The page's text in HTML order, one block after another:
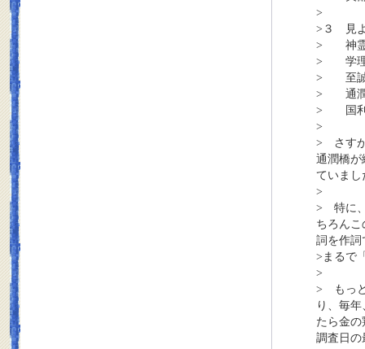
>
>３ 見
> 神霊
> 学理
> 至誠
> 通潤
> 国利
>
> さすが
通潤橋が
ていま
>
> 特に、
ちろん
詞を作詞
>まるで
>
> もっと
り、毎
たら金
調査日の